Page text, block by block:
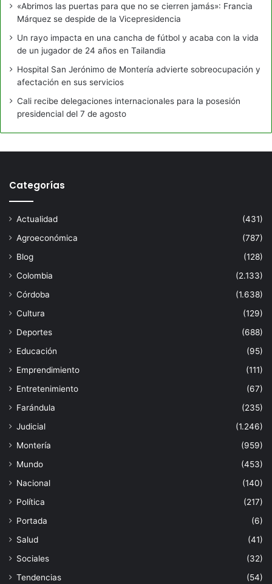
«Abrimos las puertas para que no se cierren jamás»: Francia
Márquez se despide de la Vicepresidencia
Un rayo impacta en una cancha de fútbol y acaba con la vida
de un jugador de 24 años en Tailandia
Hospital San Jerónimo de Montería advierte sobreocupación y
afectación en sus servicios
Cali recibe delegaciones internacionales para la posesión
presidencial del 7 de agosto
Categorías
Actualidad
(431)
Agroeconómica
(787)
Blog
(128)
Colombia
(2.133)
Córdoba
(1.638)
Cultura
(129)
Deportes
(688)
Educación
(95)
Emprendimiento
(111)
Entretenimiento
(67)
Farándula
(235)
Judicial
(1.246)
Montería
(959)
Mundo
(453)
Nacional
(140)
Política
(217)
Portada
(6)
Salud
(41)
Sociales
(32)
Tendencias
(54)